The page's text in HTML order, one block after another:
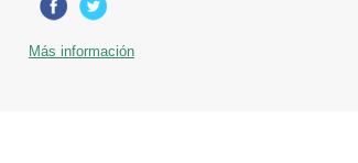
Más información